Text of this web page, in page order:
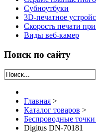
Субноутбуки
3D-печатное
Скорость печати
Виды веб-камер
Поиск по сайту
Главная >
Каталог товаров >
Беспроводные точки
Digitus DN-70181